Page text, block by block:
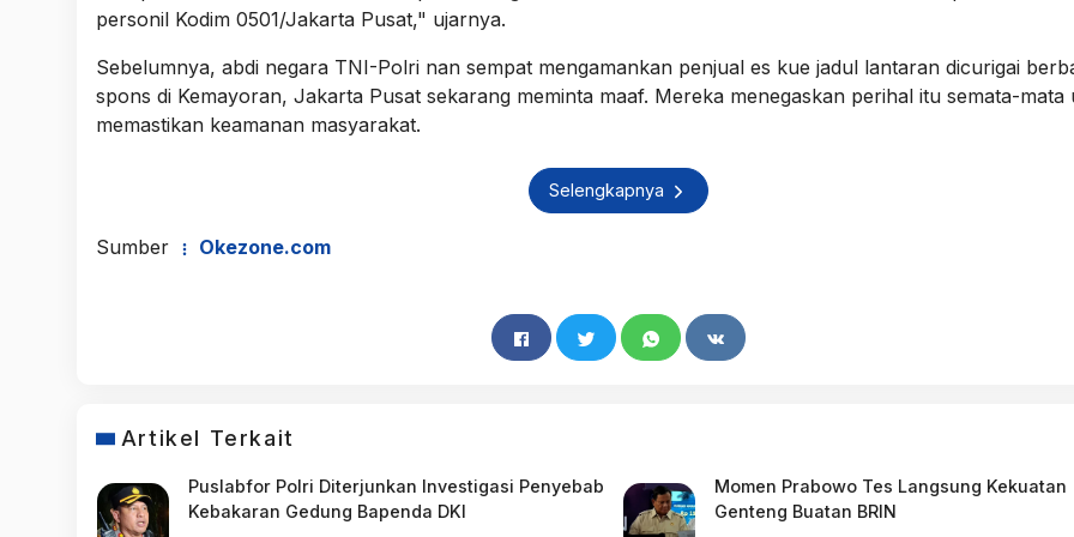
personil Kodim 0501/Jakarta Pusat," ujarnya.
Sebelumnya, abdi negara TNI-Polri nan sempat mengamankan penjual es kue jadul lantaran dicurigai
spons di Kemayoran, Jakarta Pusat sekarang meminta maaf. Mereka menegaskan perihal itu semata-mata
memastikan keamanan masyarakat.
Selengkapnya
Sumber Okezone.com
Artikel Terkait
Puslabfor Polri Diterjunkan Investigasi Penyebab
Kebakaran Gedung Bapenda DKI
Momen Prabowo Tes Langsung Kekuatan
Genteng Buatan BRIN